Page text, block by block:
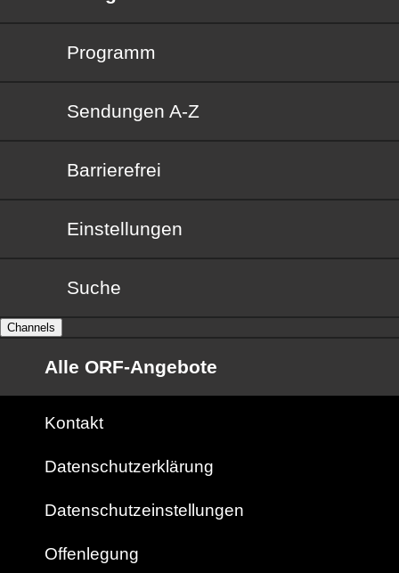
Programm
Sendungen von A bis Z
Sendungen A-Z
Barrierefrei
Barrierefrei
Einstellungen
Suche
Channels
Alle ORF-Angebote
Kontakt
Datenschutzerklärung
Datenschutzeinstellungen
Offenlegung